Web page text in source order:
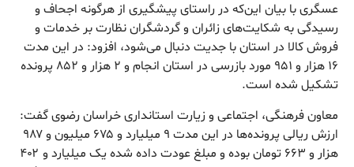
عسگری با بیان این‌که در راستای پیشگیری از هرگونه اجحاف و
رسیدگی به شکایت‌های زائران و گردشگران نظارت بر خدمات و
فروش کالا در استان با جدیت دنبال می‌شود، افزود: در این مدت
۱۶ هزار و ۹۵۱ مورد بازرسی در استان انجام و ۲ هزار و ۸۵۲ پرونده
تشکیل شده است.
معاون فرهنگی، اجتماعی و زیارت استانداری خراسان رضوی گفت:
ارزش ریالی پرونده‌ها در این مدت ۹ میلیارد و ۶۷۵ میلیون و ۹۸۷
هزار و ۶۶۳ تومان بوده و مبلغ عودت داده شده یک میلیارد و ۴۰۲